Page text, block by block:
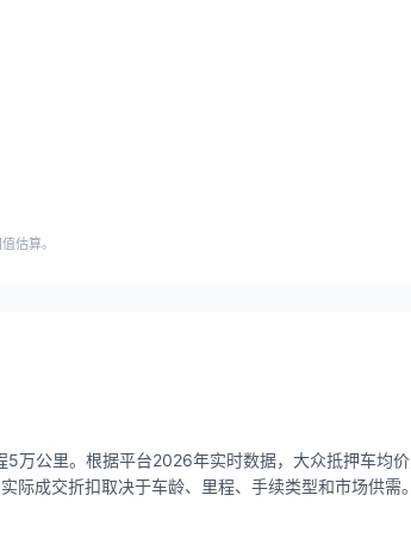
估算。
5万公里。根据平台2026年实时数据，大众抵押车
成交折扣取决于车龄、里程、手续类型和市场供需。